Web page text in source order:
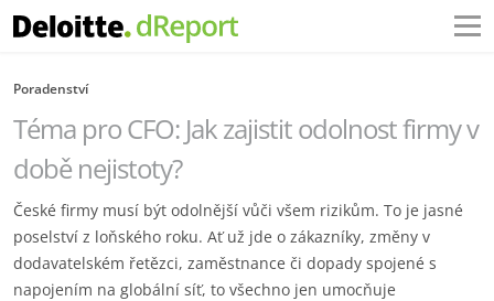
Poradenství
Téma pro CFO: Jak zajistit odolnost firmy v
době nejistoty?
České firmy musí být odolnější vůči všem rizikům. To je jasné
poselství z loňského roku. Ať už jde o zákazníky, změny v
dodavatelském řetězci, zaměstnance či dopady spojené s
napojením na globální síť, to všechno jen umocňuje